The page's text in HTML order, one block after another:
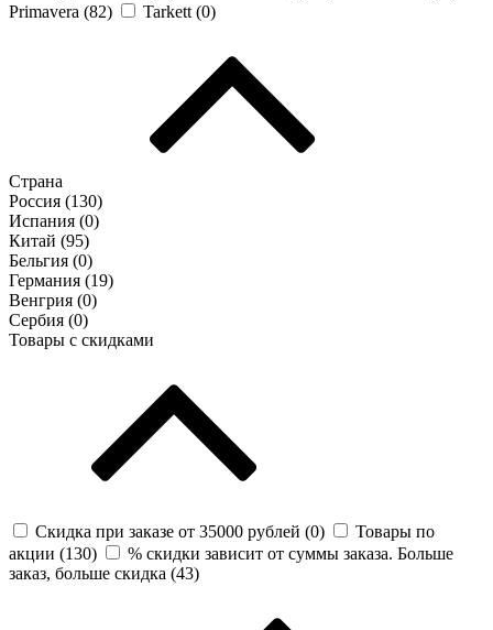
Primavera (82) Tarkett (0)
Страна
Россия (130)
Испания (0)
Китай (95)
Бельгия (0)
Германия (19)
Венгрия (0)
Сербия (0)
Товары с скидками
Скидка при заказе от 35000 рублей (0)
Товары по
акции (130)
% скидки зависит от суммы заказа. Больше
заказ, больше скидка (43)